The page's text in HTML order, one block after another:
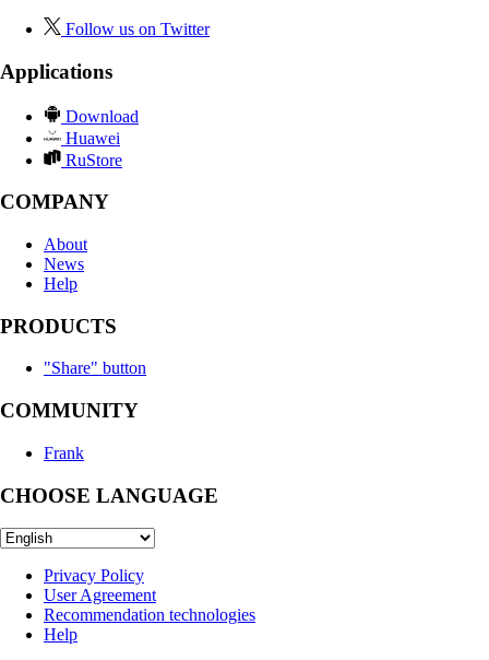
Follow us on Twitter
Applications
Download
Huawei
RuStore
COMPANY
About
News
Help
PRODUCTS
"Share" button
COMMUNITY
Frank
CHOOSE LANGUAGE
Privacy Policy
User Agreement
Recommendation technologies
Help